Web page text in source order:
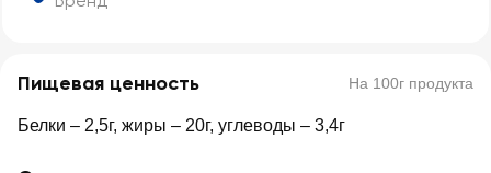
Пищевая ценность На 100г продукта
Белки – 2,5г, жиры – 20г, углеводы – 3,4г